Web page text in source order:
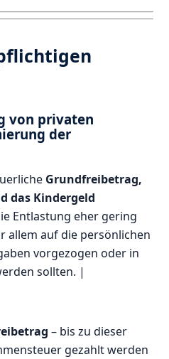
von privaten
der
Grundfreibetrag,
das Kindergeld
Entlastung eher gering
allem auf die persönlichen
vorgezogen oder in
sollten. |
– bis zu dieser
gezahlt werden